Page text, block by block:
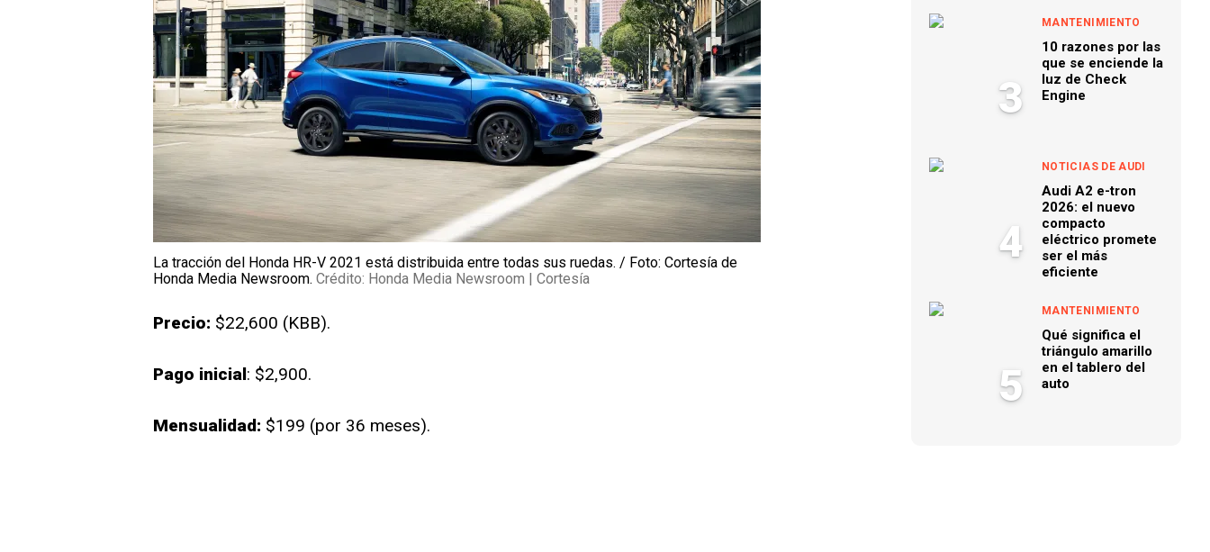
La tracción del Honda HR-V 2021 está distribuida entre todas sus ruedas. / Foto: Cortesía de
Honda Media Newsroom. Crédito: Honda Media Newsroom | Cortesía
Precio: $22,600 (KBB).
Pago inicial: $2,900.
Mensualidad: $199 (por 36 meses).
3
MANTENIMIENTO
10 razones por las
que se enciende la
luz de Check
Engine
4
NOTICIAS DE AUDI
Audi A2 e-tron
2026: el nuevo
compacto
eléctrico promete
ser el más
eficiente
5
MANTENIMIENTO
Qué significa el
triángulo amarillo
en el tablero del
auto